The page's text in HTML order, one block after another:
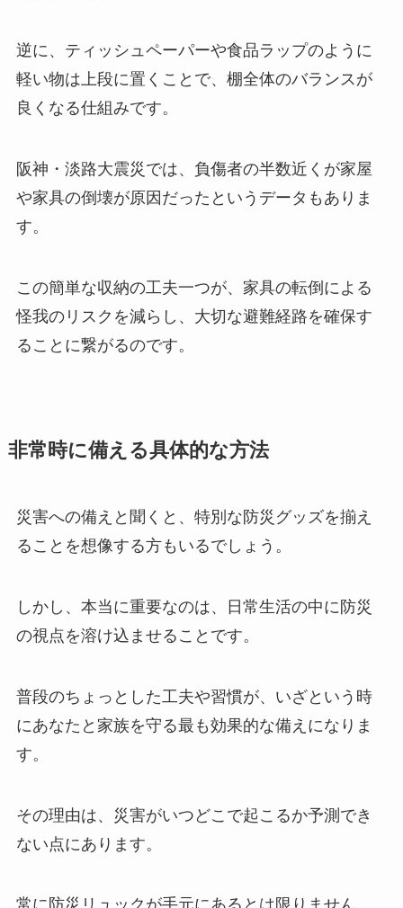
逆に、ティッシュペーパーや食品ラップのように
軽い物は上段に置くことで、棚全体のバランスが
良くなる仕組みです。
阪神・淡路大震災では、負傷者の半数近くが家屋
や家具の倒壊が原因だったというデータもありま
す。
この簡単な収納の工夫一つが、家具の転倒による
怪我のリスクを減らし、大切な避難経路を確保す
ることに繋がるのです。
非常時に備える具体的な方法
災害への備えと聞くと、特別な防災グッズを揃え
ることを想像する方もいるでしょう。
しかし、本当に重要なのは、日常生活の中に防災
の視点を溶け込ませることです。
普段のちょっとした工夫や習慣が、いざという時
にあなたと家族を守る最も効果的な備えになりま
す。
その理由は、災害がいつどこで起こるか予測でき
ない点にあります。